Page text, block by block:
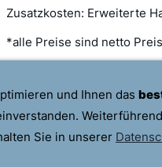
Zusatzkosten: Erweiterte
*alle Preise sind netto
und Ihnen das
Sie in unserer